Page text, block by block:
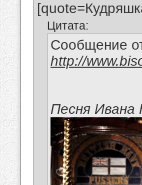
Цитата:
Сообщение
http://
Песня Ивана